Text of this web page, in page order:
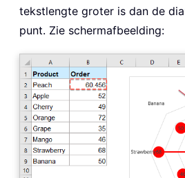
tekstlengte groter is dan de
punt. Zie schermafbeelding: